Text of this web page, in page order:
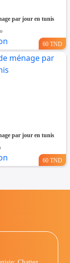
par jour en tunis
60 TND
par jour en tunis
60 TND